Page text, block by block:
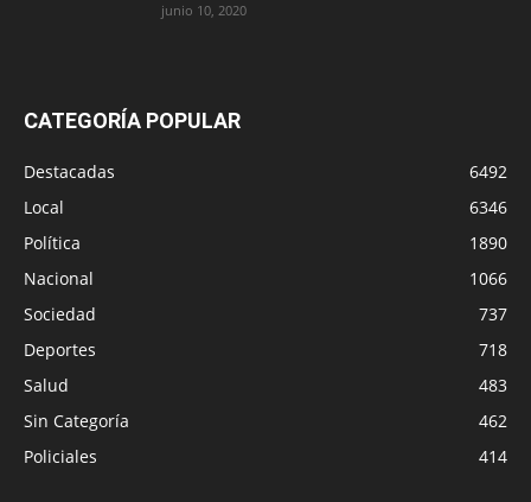
junio 10, 2020
CATEGORÍA POPULAR
Destacadas
6492
Local
6346
Política
1890
Nacional
1066
Sociedad
737
Deportes
718
Salud
483
Sin Categoría
462
Policiales
414